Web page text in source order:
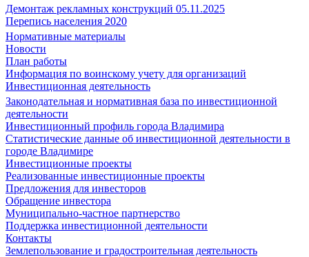
Демонтаж рекламных конструкций 05.11.2025
Перепись населения 2020
Нормативные материалы
Новости
План работы
Информация по воинскому учету для организаций
Инвестиционная деятельность
Законодательная и нормативная база по инвестиционной
деятельности
Инвестиционный профиль города Владимира
Статистические данные об инвестиционной деятельности в
городе Владимире
Инвестиционные проекты
Реализованные инвестиционные проекты
Предложения для инвесторов
Обращение инвестора
Муниципально-частное партнерство
Поддержка инвестиционной деятельности
Контакты
Землепользование и градостроительная деятельность